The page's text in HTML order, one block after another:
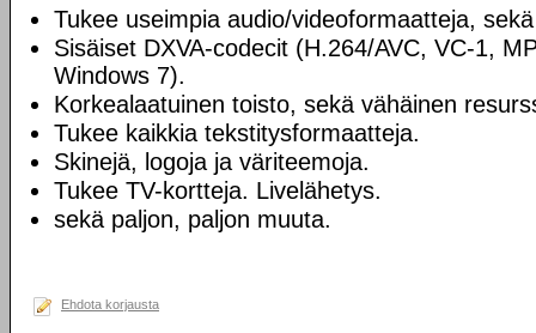
Tukee useimpia audio/videoformaatteja,
Sisäiset DXVA-codecit (H.264/AVC, VC-1,
Windows 7).
Korkealaatuinen toisto, sekä vähäinen
Tukee kaikkia tekstitysformaatteja.
Skinejä, logoja ja väriteemoja.
Tukee TV-kortteja. Livelähetys.
sekä paljon, paljon muuta.
Ehdota korjausta